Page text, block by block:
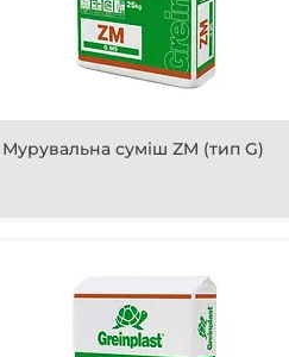
Мурувальна суміш ZM (тип G)